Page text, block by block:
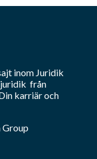
inom Juridik
juridik från
karriär och
Group